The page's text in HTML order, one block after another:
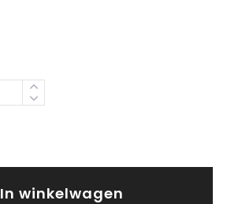
In winkelwagen